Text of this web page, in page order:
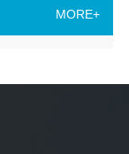
MORE+